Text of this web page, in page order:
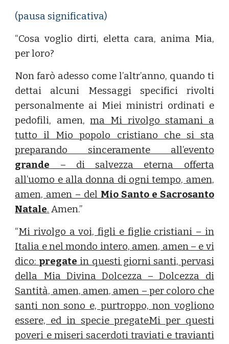
(pausa significativa)
“Cosa voglio dirti, eletta cara, anima Mia,
per loro?
Non farò adesso come l’altr’anno, quando ti
dettai alcuni Messaggi specifici rivolti
personalmente ai Miei ministri ordinati e
pedofili, amen,ma Mi rivolgo stamani a
tutto il Mio popolo cristiano che si sta
preparando sinceramente all’evento
grande – di salvezza eterna offerta
all’uomo e alla donna di ogni tempo, amen,
amen, amen – del Mio Santo e Sacrosanto
Natale. Amen.”
“Mi rivolgo a voi, figli e figlie cristiani – in
Italia e nel mondo intero, amen, amen – e vi
dico: pregate in questi giorni santi, pervasi
della Mia Divina Dolcezza – Dolcezza di
Santità, amen, amen, amen – per coloro che
santi non sono e, purtroppo, non vogliono
essere, ed in specie pregateMi per questi
poveri e miseri sacerdoti traviati e travianti